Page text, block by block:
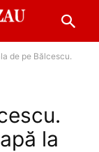
de pe Bălcescu.
la